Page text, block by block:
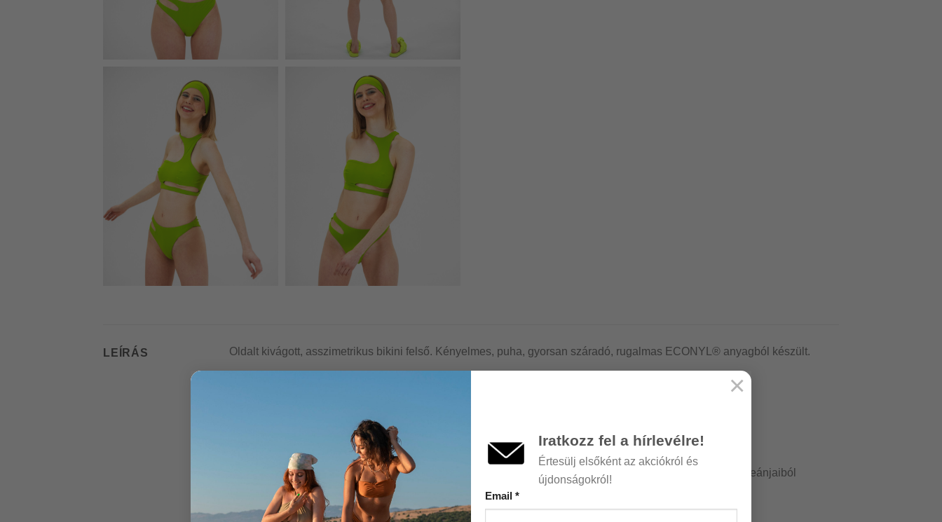
Iratkozz fel a hírlevélre!
Értesülj elsőként az akciókról és
újdonságokról!
Email *
×
LEÍRÁS Oldalt kivágott, asszimetrikus bikini felső. Kényelmes, puha, gyorsan száradó, rugalmas ECONYL® anyagból készült.
Az ECONYL® 100% regenerált nejlon olyan hulladékból készül, amelyet a világ hulladéklerakóiból és óceánjaiból
mentettek ki és végtelenszer újragenerálható szál.